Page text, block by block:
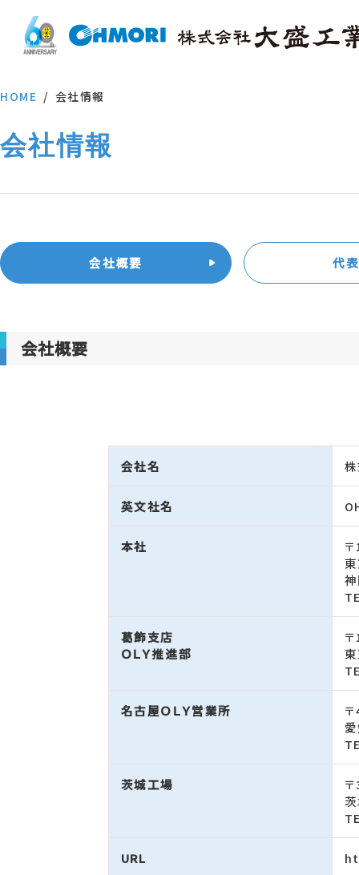
HOME 会社情報
会社情報
会社概要 代
会社概要
会社名
英文社名
本社
葛飾支店
ＯＬＹ推進部
名古屋ＯＬＹ営業所
茨城工場
URL